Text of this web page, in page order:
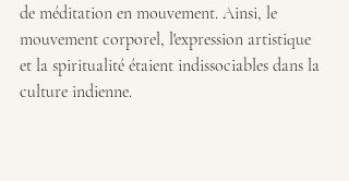
de méditation en mouvement. Ainsi, le
mouvement corporel, l'expression artistique
et la spiritualité étaient indissociables dans la
culture indienne.